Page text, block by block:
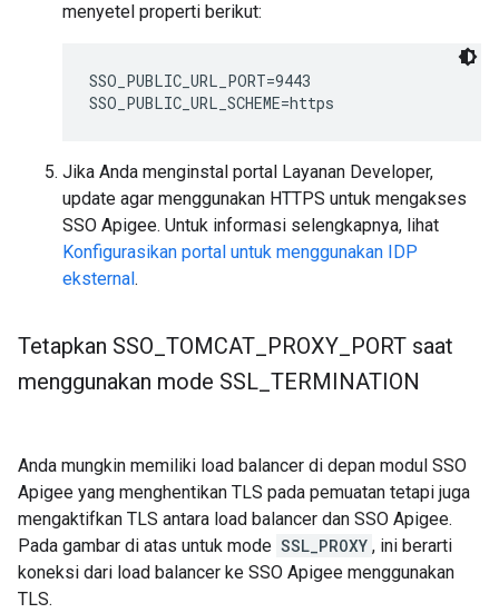
menyetel properti berikut:
SSO_PUBLIC_URL_PORT=9443
SSO_PUBLIC_URL_SCHEME=https
Jika Anda menginstal portal Layanan Developer,
update agar menggunakan HTTPS untuk mengakses
SSO Apigee. Untuk informasi selengkapnya, lihat
Konfigurasikan portal untuk menggunakan IDP
eksternal.
Tetapkan SSO TOMCAT PROXY PORT saat
menggunakan mode SSL TERMINATION
Anda mungkin memiliki load balancer di depan modul SSO
Apigee yang menghentikan TLS pada pemuatan tetapi juga
mengaktifkan TLS antara load balancer dan SSO Apigee.
Pada gambar di atas untuk mode SSL_PROXY , ini berarti
koneksi dari load balancer ke SSO Apigee menggunakan
TLS.